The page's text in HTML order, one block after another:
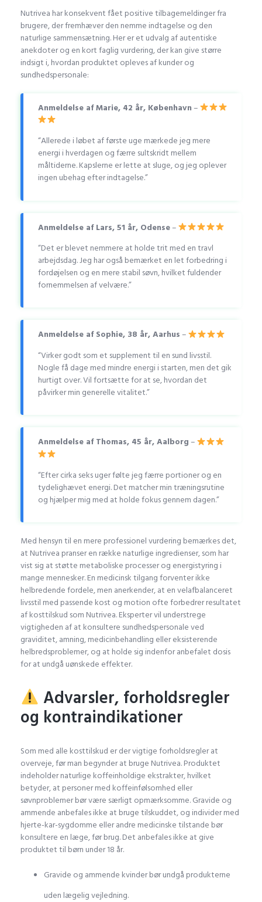
Nutrivea har konsekvent fået positive tilbagemeldinger fra
brugere, der fremhæver den nemme indtagelse og den
naturlige sammensætning. Her er et udvalg af autentiske
anekdoter og en kort faglig vurdering, der kan give større
indsigt i, hvordan produktet opleves af kunder og
sundhedspersonale:
Anmeldelse af Marie, 42 år, København–
“Allerede i løbet af første uge mærkede jeg mere
energi i hverdagen og færre sultskridt mellem
måltiderne. Kapslerne er lette at sluge, og jeg oplever
ingen ubehag efter indtagelse.”
Anmeldelse af Lars, 51 år, Odense–
“Det er blevet nemmere at holde trit med en travl
arbejdsdag. Jeg har også bemærket en let forbedring i
fordøjelsen og en mere stabil søvn, hvilket fuldender
fornemmelsen af velvære.”
Anmeldelse af Sophie, 38 år, Aarhus–
“Virker godt som et supplement til en sund livsstil.
Nogle få dage med mindre energi i starten, men det gik
hurtigt over. Vil fortsætte for at se, hvordan det
påvirker min generelle vitalitet.”
Anmeldelse af Thomas, 45 år, Aalborg–
“Efter cirka seks uger følte jeg færre portioner og en
tydelighævet energi. Det matcher min træningsrutine
og hjælper mig med at holde fokus gennem dagen.”
Med hensyn til en mere professionel vurdering bemærkes det,
at Nutrivea pranser en række naturlige ingredienser, som har
vist sig at støtte metaboliske processer og energistyring i
mange mennesker. En medicinsk tilgang forventer ikke
helbredende fordele, men anerkender, at en velafbalanceret
livsstil med passende kost og motion ofte forbedrer resultatet
af kosttilskud som Nutrivea. Eksperter vil understrege
vigtigheden af at konsultere sundhedspersonale ved
graviditet, amning, medicinbehandling eller eksisterende
helbredsproblemer, og at holde sig indenfor anbefalet dosis
for at undgå uønskede effekter.
Advarsler, forholdsregler
og kontraindikationer
Som med alle kosttilskud er der vigtige forholdsregler at
overveje, før man begynder at bruge Nutrivea. Produktet
indeholder naturlige koffeinholdige ekstrakter, hvilket
betyder, at personer med koffeinfølsomhed eller
søvnproblemer bør være særligt opmærksomme. Gravide og
ammende anbefales ikke at bruge tilskuddet, og individer med
hjerte-kar-sygdomme eller andre medicinske tilstande bør
konsultere en læge, før brug. Det anbefales ikke at give
produktet til børn under 18 år.
Gravide og ammende kvinder bør undgå produkterne
uden lægelig vejledning.